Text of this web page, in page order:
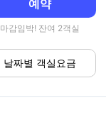
예약
마감임박! 잔여 2객실
날짜별 객실요금